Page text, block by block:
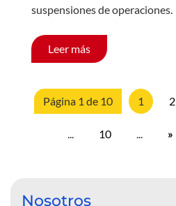
suspensiones de operaciones.
Leer más
Página 1 de 10 1 2
... 10 ... »
Nosotros